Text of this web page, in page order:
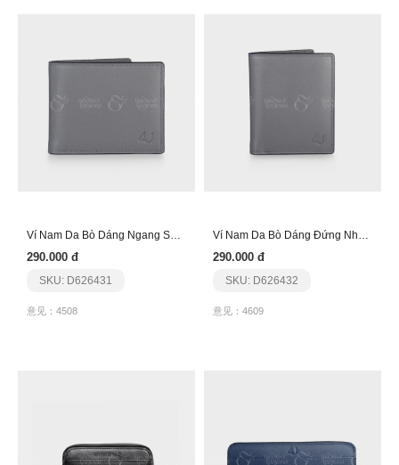
Ví Nam Da Bò Dáng Ngang Sang Trọng Fa259
290.000 đ
SKU: D626431
意见：4508
Ví Nam Da Bò Dáng Đứng Nhỏ Gọn Fb260
290.000 đ
SKU: D626432
意见：4609